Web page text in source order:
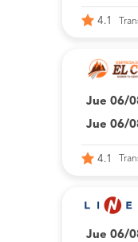
4.1
Jue 06/
Jue 06/
4.1
Jue 06/